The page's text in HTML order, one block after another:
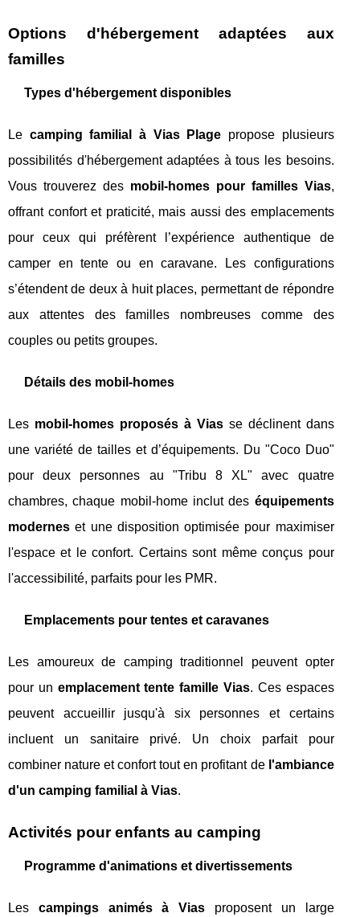
Options d'hébergement adaptées aux
familles
Types d'hébergement disponibles
Le camping familial à Vias Plage propose plusieurs
possibilités d'hébergement adaptées à tous les besoins.
Vous trouverez des mobil-homes pour familles Vias,
offrant confort et praticité, mais aussi des emplacements
pour ceux qui préfèrent l’expérience authentique de
camper en tente ou en caravane. Les configurations
s’étendent de deux à huit places, permettant de répondre
aux attentes des familles nombreuses comme des
couples ou petits groupes.
Détails des mobil-homes
Les mobil-homes proposés à Viasse déclinent dans
une variété de tailles et d’équipements. Du "Coco Duo"
pour deux personnes au "Tribu 8 XL" avec quatre
chambres, chaque mobil-home inclut des équipements
modernes et une disposition optimisée pour maximiser
l'espace et le confort. Certains sont même conçus pour
l'accessibilité, parfaits pour les PMR.
Emplacements pour tentes et caravanes
Les amoureux de camping traditionnel peuvent opter
pour un emplacement tente famille Vias. Ces espaces
peuvent accueillir jusqu'à six personnes et certains
incluent un sanitaire privé. Un choix parfait pour
combiner nature et confort tout en profitant de l'ambiance
d'un camping familial à Vias.
Activités pour enfants au camping
Programme d'animations et divertissements
Les campings animés à Vias proposent un large